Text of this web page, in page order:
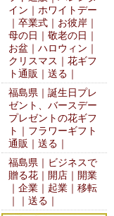
イン｜ホワイトデー
｜卒業式｜お彼岸｜
母の日｜敬老の日｜
お盆｜ハロウィン｜
クリスマス｜花ギフ
ト通販｜送る｜
福島県｜誕生日プレ
ゼント、バースデー
プレゼントの花ギフ
ト｜フラワーギフト
通販｜送る｜
福島県｜ビジネスで
贈る花｜開店｜開業
｜企業｜起業｜移転
｜｜送る｜